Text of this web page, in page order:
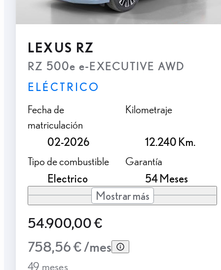
LEXUS RZ
RZ 500e e-EXECUTIVE AWD
ELÉCTRICO
Fecha de
matriculación
02-2026
Kilometraje
12.240 Km.
Tipo de combustible
Electrico
Garantía
54 Meses
Mostrar más
54.900,00 €
758,56 € /mes
49 meses